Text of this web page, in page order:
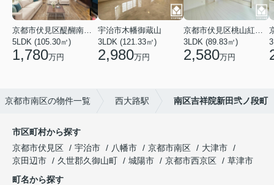
5LDK (105.30㎡)
1,780万円
宇治市木幡御蔵山
3LDK (121.33㎡)
2,980万円
3LDK (89.83㎡)
2,580万円
京都市南区の物件一覧 西大路駅 南区吉祥院新田弐ノ段町
市区町村から探す
京都市伏見区
宇治市 八幡市 京都市南区
大津市
京田辺市
久世郡久御山町 城陽市 京都市西京区
草津市
町名から探す